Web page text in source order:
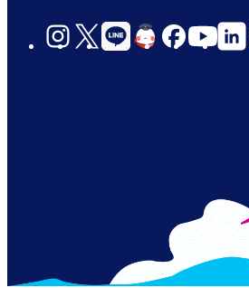
social-